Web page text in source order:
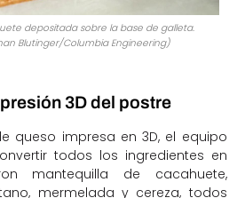
depositada sobre la base de galleta.
Blutinger/Columbia Engineering)
3D del postre
queso impresa en 3D, el equipo
todos los ingredientes en
mantequilla de cacahuete,
mermelada y cereza, todos